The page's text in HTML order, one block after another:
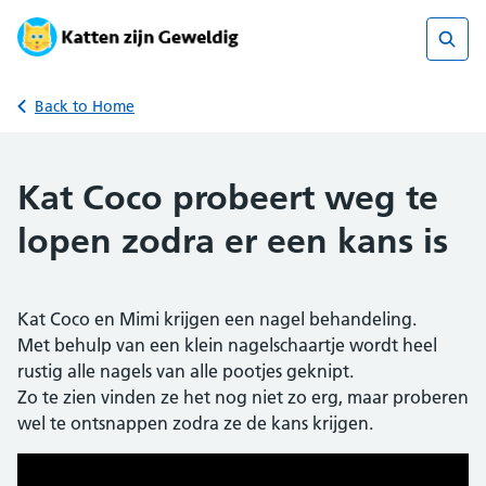
Skip
Back to Home
Kat Coco probeert weg te
lopen zodra er een kans is
Kat Coco en Mimi krijgen een nagel behandeling.
Met behulp van een klein nagelschaartje wordt heel
rustig alle nagels van alle pootjes geknipt.
Zo te zien vinden ze het nog niet zo erg, maar proberen
wel te ontsnappen zodra ze de kans krijgen.